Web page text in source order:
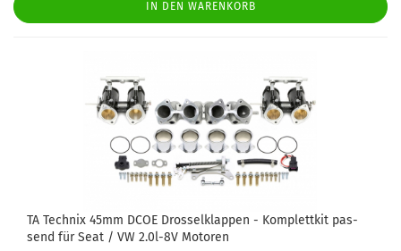
IN DEN WARENKORB
TA Tech­nix 45mm DCOE Dros­sel­klap­pen - Kom­plett­kit pas­
send für Seat / VW 2.0l-8V Mo­to­ren